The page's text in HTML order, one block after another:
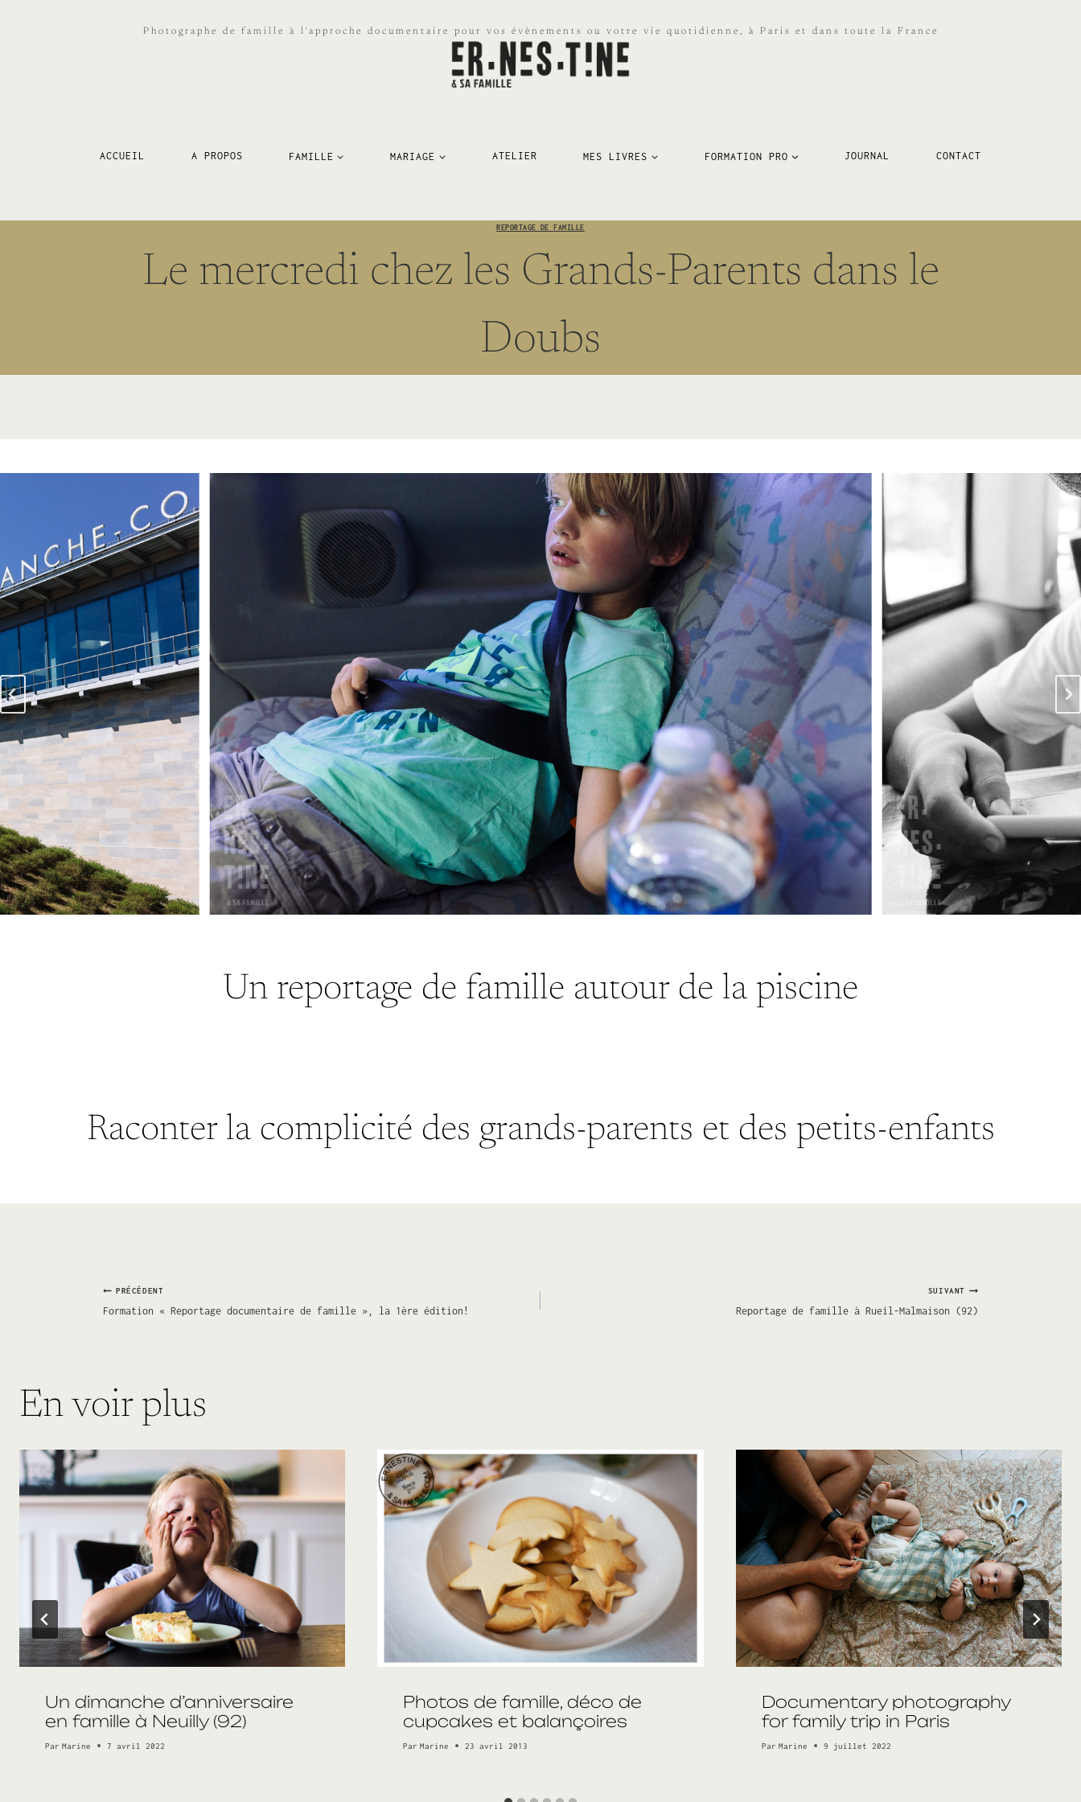
Photographe de famille à l'approche documentaire pour vos évènements ou votre vie quotidienne, à Paris et dans toute la France
ACCUEIL A PROPOS FAMILLE MARIAGE ATELIER MES LIVRES FORMATION PRO JOURNAL CONTACT
REPORTAGE DE FAMILLE
Le mercredi chez les Grands-Parents dans le
Doubs
Un reportage de famille autour de la piscine
Raconter la complicité des grands-parents et des petits-enfants
Navigation
l’article
PRÉCÉDENT
Formation « Reportage documentaire de famille », la 1ère édition!
SUIVANT
Reportage de famille à Rueil-Malmaison (92)
En voir plus
Un dimanche d’anniversaire
en famille à Neuilly (92)
Par Marine 7 avril 2022
Photos de famille, déco de
cupcakes et balançoires
Par Marine 23 avril 2013
Documentary photography
for family trip in Paris
Par Marine 9 juillet 2022